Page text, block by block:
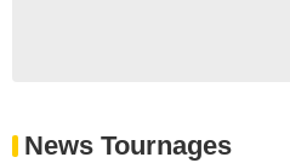
News Tournages